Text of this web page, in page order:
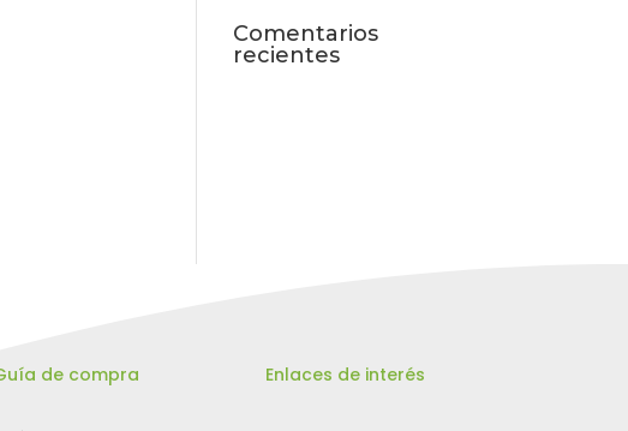
Comentarios
recientes
de compra Enlaces de interés